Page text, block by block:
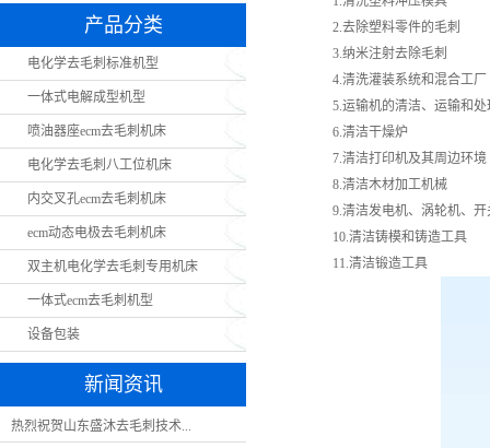
产品分类
电化学去毛刺标准机型
一体式电解成型机型
喷油器座ecm去毛刺机床
电化学去毛刺八工位机床
内交叉孔ecm去毛刺机床
ecm动态电极去毛刺机床
双主机电化学去毛刺专用机床
一体式ecm去毛刺机型
设备包装
新闻资讯
热烈祝贺山东盛沐去毛刺技术...
2.去除塑料零件的毛刺
3.纳米注射去除毛刺
4.清洗灌装系统和混合工厂
5.运输机的清洁、运输和处
6.清洁干燥炉
7.清洁打印机及其周边环境
8.清洁木材加工机械
9.清洁发电机、涡轮机、开
10.清洁铸模和铸造工具
11.清洁锻造工具